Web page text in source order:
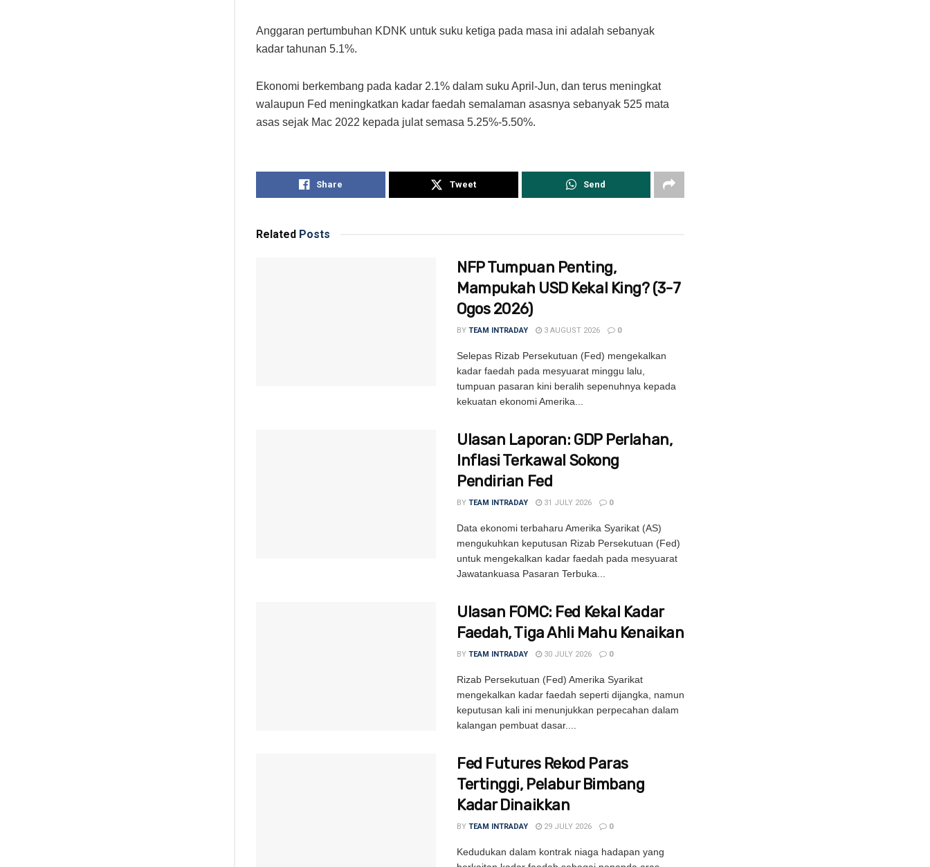
Anggaran pertumbuhan KDNK untuk suku ketiga pada masa ini adalah sebanyak
kadar tahunan 5.1%.
Ekonomi berkembang pada kadar 2.1% dalam suku April-Jun, dan terus meningkat
walaupun Fed meningkatkan kadar faedah semalaman asasnya sebanyak 525 mata
asas sejak Mac 2022 kepada julat semasa 5.25%-5.50%.
Share Tweet Send
Related Posts
NFP Tumpuan Penting,
Mampukah USD Kekal King? (3-7
Ogos 2026)
BY TEAM INTRADAY 3 AUGUST 2026 0
Selepas Rizab Persekutuan (Fed) mengekalkan
kadar faedah pada mesyuarat minggu lalu,
tumpuan pasaran kini beralih sepenuhnya kepada
kekuatan ekonomi Amerika...
Ulasan Laporan: GDP Perlahan,
Inflasi Terkawal Sokong
Pendirian Fed
BY TEAM INTRADAY 31 JULY 2026 0
Data ekonomi terbaharu Amerika Syarikat (AS)
mengukuhkan keputusan Rizab Persekutuan (Fed)
untuk mengekalkan kadar faedah pada mesyuarat
Jawatankuasa Pasaran Terbuka...
Ulasan FOMC: Fed Kekal Kadar
Faedah, Tiga Ahli Mahu Kenaikan
BY TEAM INTRADAY 30 JULY 2026 0
Rizab Persekutuan (Fed) Amerika Syarikat
mengekalkan kadar faedah seperti dijangka, namun
keputusan kali ini menunjukkan perpecahan dalam
kalangan pembuat dasar....
Fed Futures Rekod Paras
Tertinggi, Pelabur Bimbang
Kadar Dinaikkan
BY TEAM INTRADAY 29 JULY 2026 0
Kedudukan dalam kontrak niaga hadapan yang